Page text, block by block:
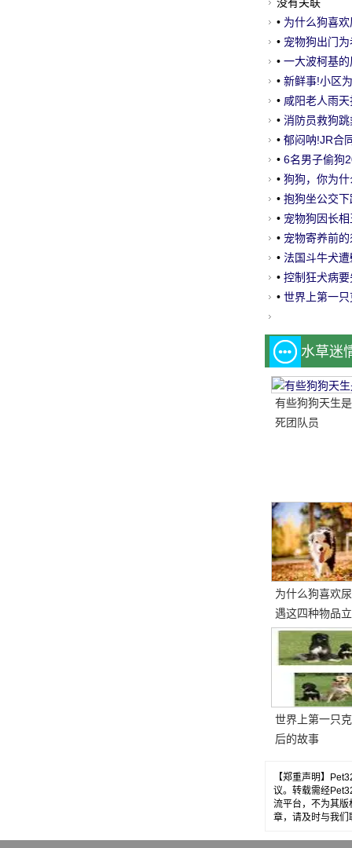
• 为什么狗喜
• 宠物狗出门
• 一大波柯基
• 新鲜事!小区
• 咸阳老人雨
• 消防员救狗
• 郁闷呐!JR合
• 6名男子偷狗
• 狗狗，你为
• 抱狗坐公交下
乘客谅解
• 宠物狗因长
• 宠物寄养前
• 法国斗牛犬
• 控制狂犬病
• 世界上第一
水草迷
有些狗狗天生
死团队员
为什么狗喜欢
遇这四种物品
世界上第一只
后的故事
【郑重声明】
议。转载需经
流平台，不为其
章，请及时与我